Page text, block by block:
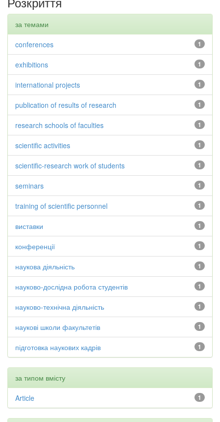
за темами
1
conferences
1
exhibitions
1
international projects
1
publication of results of research
1
research schools of faculties
1
scientific activities
1
scientific-research work of students
1
seminars
1
training of scientific personnel
1
виставки
1
конференції
1
наукова діяльність
1
науково-дослідна робота студентів
1
науково-технічна діяльність
1
наукові школи факультетів
1
підготовка наукових кадрів
за типом вмісту
1
Article